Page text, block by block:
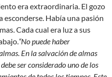
era extraordinaria. El gozo
Había una pasión
Cada cual era luz a sus
“No puede haber
En la salvación de almas
ser considerado uno de los